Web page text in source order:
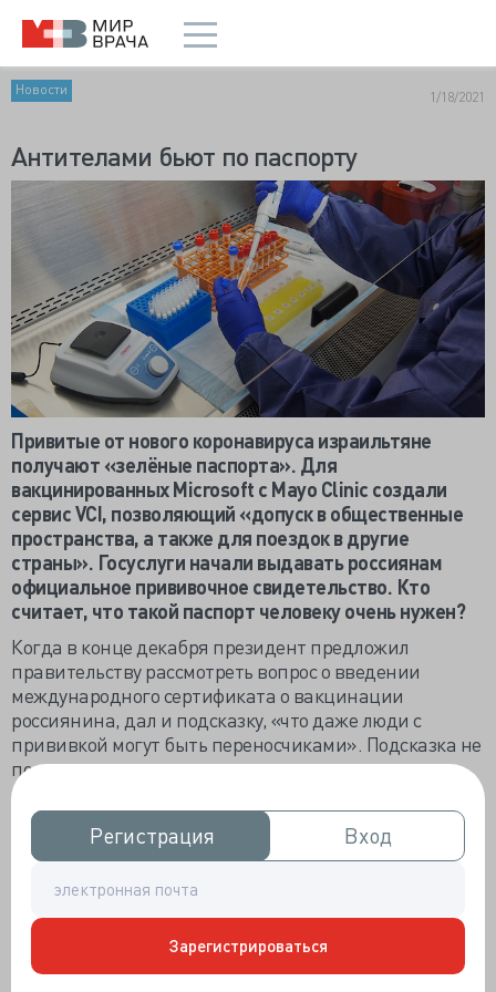
Регистрация
Регистрация Вход
Вход
Зарегистрироваться
Новости 1/18/2021
Антителами бьют по паспорту
Привитые от нового коронавируса израильтяне
получают «зелёные паспорта». Для
вакцинированных Microsoft с Mayo Clinic создали
сервис VCI, позволяющий «допуск в общественные
пространства, а также для поездок в другие
страны». Госуслуги начали выдавать россиянам
официальное прививочное свидетельство. Кто
считает, что такой паспорт человеку очень нужен?
Когда в конце декабря президент предложил
правительству рассмотреть вопрос о введении
международного сертификата о вакцинации
россиянина, дал и подсказку, «что даже люди с
прививкой могут быть переносчиками». Подсказка не
повлияла на скорость ответного рапорта министра
здравоохранения про готовность портала Госуслуг к
выдаче справки добровольно иммунизированному,
без проведения согласования документа и, тем более,
его международного признания.
В пандемической ситуации спешка не вредна, но
смущает перспектива нескорого открытия границ – в
лучшем случае к осени 2021 года, до коего
антиковидные антитела успеют исчезнуть. Директор